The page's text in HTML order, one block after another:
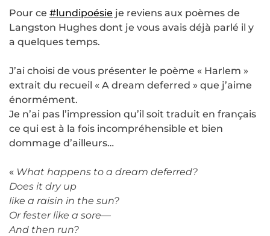
Pour ce #lundipoésie je reviens aux poèmes de
Langston Hughes dont je vous avais déjà parlé il y
a quelques temps.
J’ai choisi de vous présenter le poème « Harlem »
extrait du recueil « A dream deferred » que j’aime
énormément.
Je n’ai pas l’impression qu’il soit traduit en français
ce qui est à la fois incompréhensible et bien
dommage d’ailleurs…
« What happens to a dream deferred?
Does it dry up
like a raisin in the sun?
Or fester like a sore—
And then run?